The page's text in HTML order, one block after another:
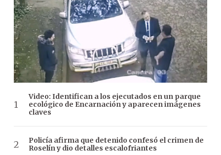
Video: Identifican a los ejecutados en un parque
ecológico de Encarnación y aparecen imágenes
claves
Policía afirma que detenido confesó el crimen de
Roselín y dio detalles escalofriantes